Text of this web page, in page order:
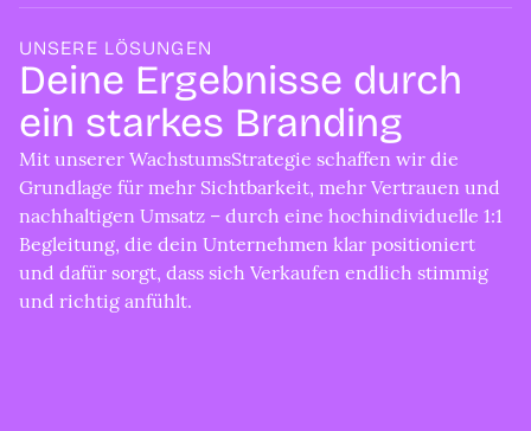
UNSERE LÖSUNGEN
Mit unserer WachstumsStrategie schaffen wir die
Grundlage für mehr Sichtbarkeit, mehr Vertrauen und
nachhaltigen Umsatz – durch eine hochindividuelle 1:1
Begleitung, die dein Unternehmen klar positioniert
und dafür sorgt, dass sich Verkaufen endlich stimmig
und richtig anfühlt.
Deine Ergebnisse durch
ein starkes Branding